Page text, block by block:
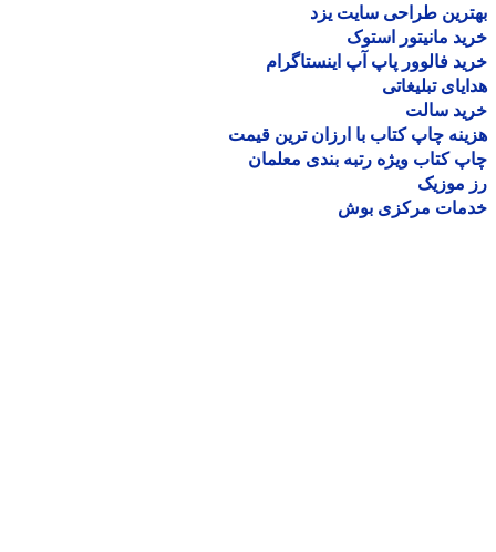
طراحی سایت یزد
مانیتور استوک
فالوور پاپ آپ اینستاگرام
تبلیغاتی
سالت
چاپ کتاب با ارزان ترین قیمت
کتاب ویژه رتبه بندی معلمان
موزیک
مرکزی بوش